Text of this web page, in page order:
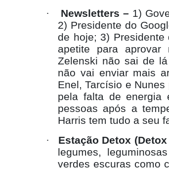
·
Newsletters – 1)
2) Presidente do
de hoje; 3)
apetite para aprovar
Zelenski não sai de
não vai enviar mais
Enel, Tarcísio e
pela falta de energia
pessoas após a
Harris tem tudo a seu
·
Estação Detox
legumes,
verdes escuras como